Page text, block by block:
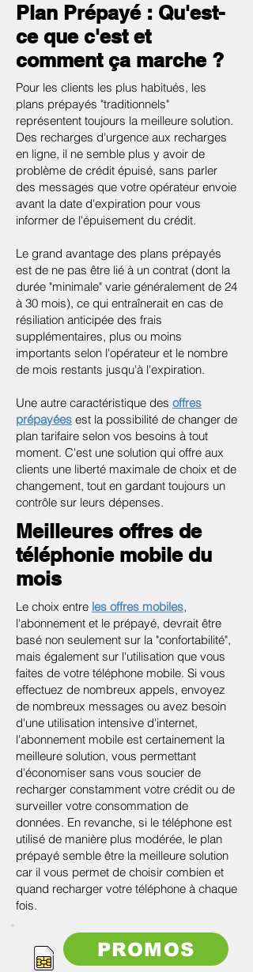
Plan Prépayé : Qu'est-
ce que c'est et
comment ça marche ?
Pour les clients les plus habitués, les
plans prépayés "traditionnels"
représentent toujours la meilleure solution.
Des recharges d'urgence aux recharges
en ligne, il ne semble plus y avoir de
problème de crédit épuisé, sans parler
des messages que votre opérateur envoie
avant la date d'expiration pour vous
informer de l'épuisement du crédit.
Le grand avantage des plans prépayés
est de ne pas être lié à un contrat (dont la
durée "minimale" varie généralement de 24
à 30 mois), ce qui entraînerait en cas de
résiliation anticipée des frais
supplémentaires, plus ou moins
importants selon l'opérateur et le nombre
de mois restants jusqu'à l'expiration.
Une autre caractéristique des offres
prépayées est la possibilité de changer de
plan tarifaire selon vos besoins à tout
moment. C'est une solution qui offre aux
clients une liberté maximale de choix et de
changement, tout en gardant toujours un
contrôle sur leurs dépenses.
Meilleures offres de
téléphonie mobile du
mois
Le choix entre les offres mobiles,
l'abonnement et le prépayé, devrait être
basé non seulement sur la "confortabilité",
mais également sur l'utilisation que vous
faites de votre téléphone mobile. Si vous
effectuez de nombreux appels, envoyez
de nombreux messages ou avez besoin
d'une utilisation intensive d'internet,
l'abonnement mobile est certainement la
meilleure solution, vous permettant
d'économiser sans vous soucier de
recharger constamment votre crédit ou de
surveiller votre consommation de
données. En revanche, si le téléphone est
utilisé de manière plus modérée, le plan
prépayé semble être la meilleure solution
car il vous permet de choisir combien et
quand recharger votre téléphone à chaque
fois.
PROMOS